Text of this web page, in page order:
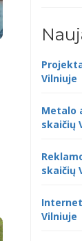
Vilniuje
Metalo
skaičių
skaičių
Vilniuje